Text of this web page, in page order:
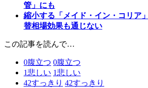
管」にも
縮小する「メイド・イン・コリア
替相場効果も通じない
この記事を読んで…
0腹立つ 0腹立つ
1悲しい 1悲しい
42すっきり 42すっきり